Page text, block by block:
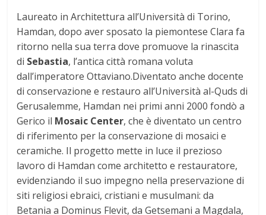
Laureato in Architettura all’Università di Torino,
Hamdan, dopo aver sposato la piemontese Clara fa
ritorno nella sua terra dove promuove la rinascita
di Sebastia, l’antica città romana voluta
dall’imperatore Ottaviano.Diventato anche docente
di conservazione e restauro all’Università al-Quds di
Gerusalemme, Hamdan nei primi anni 2000 fondò a
Gerico il Mosaic Center, che è diventato un centro
di riferimento per la conservazione di mosaici e
ceramiche. Il progetto mette in luce il prezioso
lavoro di Hamdan come architetto e restauratore,
evidenziando il suo impegno nella preservazione di
siti religiosi ebraici, cristiani e musulmani: da
Betania a Dominus Flevit, da Getsemani a Magdala,